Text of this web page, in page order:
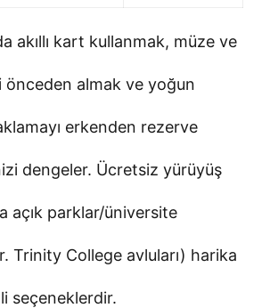
akıllı kart kullanmak, müze ve
almak ve yoğun
erkenden rezerve
dengeler. Ücretsiz yürüyüş
açık parklar/üniversite
Trinity College avluları) harika
seçeneklerdir.